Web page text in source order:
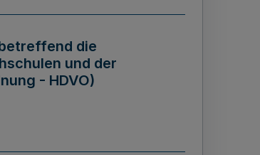
die
und der
- HDVO)